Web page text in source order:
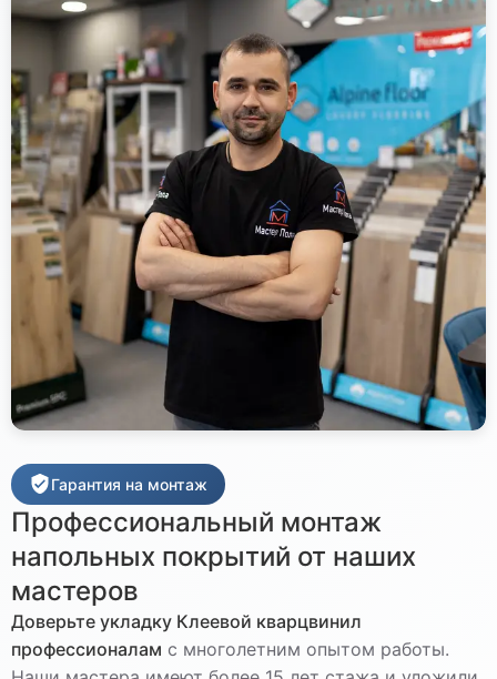
Гарантия на монтаж
Профессиональный монтаж
напольных покрытий от наших
мастеров
Доверьте укладку Клеевой кварцвинил
профессионалам с многолетним опытом работы.